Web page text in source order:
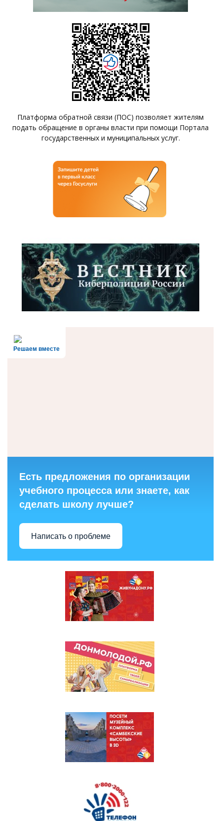
Платформа обратной связи (ПОС) позволяет жителям
подать обращение в органы власти при помощи Портала
государственных и муниципальных услуг.
Решаем вместе
Есть предложения по организации
учебного процесса или знаете, как
сделать школу лучше?
Написать о проблеме